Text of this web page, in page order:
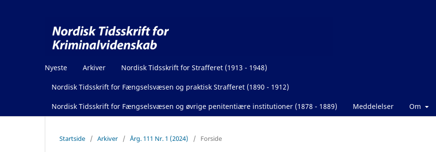
Nyeste Arkiver Nordisk Tidsskrift for Strafferet (1913 - 1948)
Nordisk Tidsskrift for Fængselsvæsen og praktisk Strafferet (1890 - 1912)
Nordisk Tidsskrift for Fængselsvæsen og øvrige penitentiære institutioner (1878 - 1889) Meddelelser Om
Startside / Arkiver / Årg. 111 Nr. 1 (2024) / Forside